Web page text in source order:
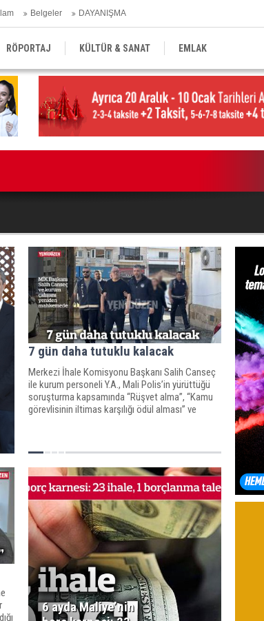
Belgeler DAYANIŞMA
RÖPORTAJ KÜLTÜR & SANAT EMLAK
DERGİLER SEKTÖR
7 gün daha tutuklu kalacak
Merkezi İhale Komisyonu Başkanı Salih Canseç
ile kurum personeli Y.A., Mali Polis’in yürüttüğü
soruşturma kapsamında “Rüşvet alma”, “Kamu
görevlisinin iltimas karşılığı ödül alması” ve
6 ayda Maliye’nin